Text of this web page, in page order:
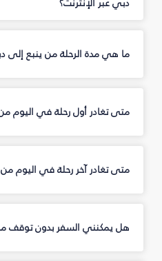
ما هي مدة الرحلة من ينبع إلى
متى تغادر أول رحلة في اليوم
متى تغادر آخر رحلة في اليوم
هل يمكنني السفر بدون توقف